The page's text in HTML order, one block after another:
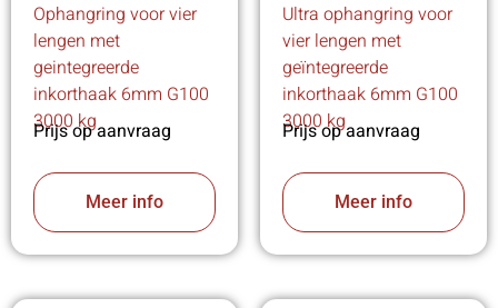
Ophangring voor vier
lengen met
geintegreerde
inkorthaak 6mm G100
3000 kg
Prijs op aanvraag
Meer info
Ultra ophangring voor
vier lengen met
geïntegreerde
inkorthaak 6mm G100
3000 kg
Prijs op aanvraag
Meer info